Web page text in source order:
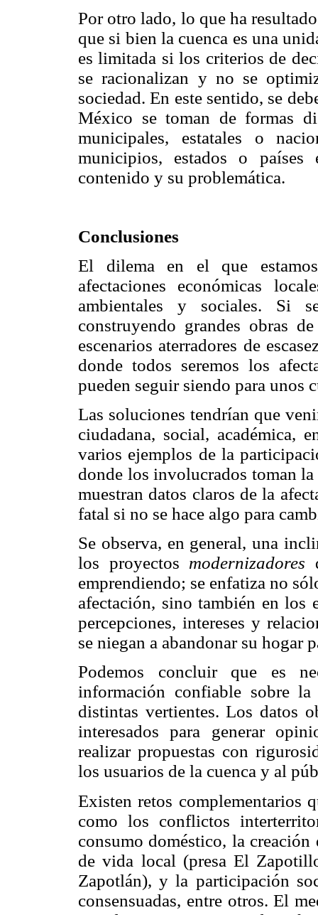
Por otro lado, lo que ha
que si bien la cuenca es una
es limitada si los criterios de
se racionalizan y no se
sociedad. En este sentido, se
México se toman de formas
municipales, estatales o
municipios, estados o países
contenido y su problemática.
Conclusiones
El dilema en el que
afectaciones económicas
ambientales y sociales. Si
construyendo grandes obras
escenarios aterradores de
donde todos seremos los
pueden seguir siendo para unos
Las soluciones tendrían que
ciudadana, social, académica,
varios ejemplos de la
donde los involucrados toman la
muestran datos claros de la
fatal si no se hace algo para
Se observa, en general, una
los proyectos modernizadores
emprendiendo; se enfatiza no
afectación, sino también en los
percepciones, intereses y
se niegan a abandonar su hogar
Podemos concluir que es
información confiable sobre
distintas vertientes. Los datos
interesados para generar
realizar propuestas con
los usuarios de la cuenca y al
Existen retos complementarios
como los conflictos
consumo doméstico, la
de vida local (presa El
Zapotlán), y la participación
consensuadas, entre otros. El